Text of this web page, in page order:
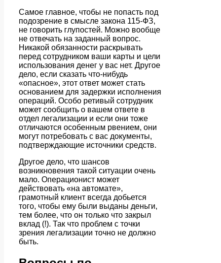
Самое главное, чтобы не попасть под
подозрение в смысле закона 115-ФЗ,
не говорить глупостей. Можно вообще
не отвечать на заданный вопрос.
Никакой обязанности раскрывать
перед сотрудником ваши карты и цели
использования денег у вас нет. Другое
дело, если сказать что-нибудь
«опасное», этот ответ может стать
основанием для задержки исполнения
операций. Особо ретивый сотрудник
может сообщить о вашем ответе в
отдел легализации и если они тоже
отличаются особенным рвением, они
могут потребовать с вас документы,
подтверждающие источники средств.
Другое дело, что шансов
возникновения такой ситуации очень
мало. Операционист может
действовать «на автомате»,
грамотный клиент всегда добьется
того, чтобы ему были выданы деньги,
тем более, что он только что закрыл
вклад (!). Так что проблем с точки
зрения легализации точно не должно
быть.